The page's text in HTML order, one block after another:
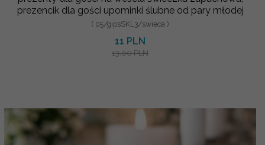
prezencik dla gości upominki ślubne od pary młodej
( 05/gipsSKL3/swieca )
11 PLN
13.00 PLN